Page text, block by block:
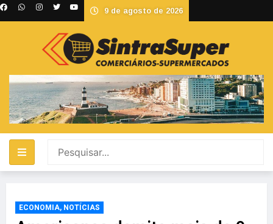
9 de agosto de 2026
ECONOMIA, NOTÍCIAS